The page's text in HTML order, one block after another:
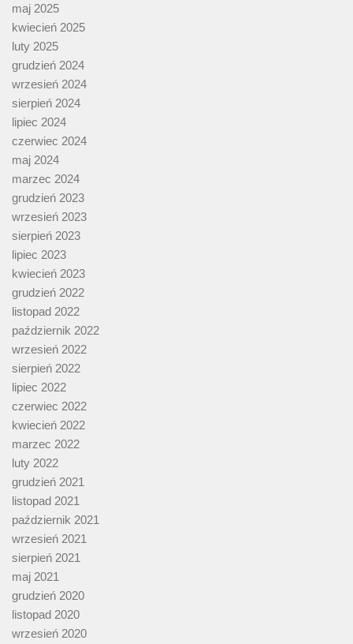
maj 2025
kwiecień 2025
luty 2025
grudzień 2024
wrzesień 2024
sierpień 2024
lipiec 2024
czerwiec 2024
maj 2024
marzec 2024
grudzień 2023
wrzesień 2023
sierpień 2023
lipiec 2023
kwiecień 2023
grudzień 2022
listopad 2022
październik 2022
wrzesień 2022
sierpień 2022
lipiec 2022
czerwiec 2022
kwiecień 2022
marzec 2022
luty 2022
grudzień 2021
listopad 2021
październik 2021
wrzesień 2021
sierpień 2021
maj 2021
grudzień 2020
listopad 2020
wrzesień 2020